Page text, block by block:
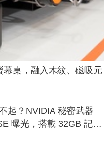
幕桌，融入木紋、磁吸元
起？NVIDIA 秘密武器
曝光，搭載 32GB 記憶